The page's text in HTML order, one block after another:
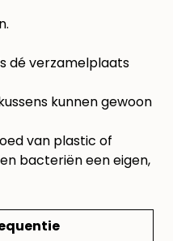
dé verzamelplaats
kunnen gewoon
van plastic of
bacteriën een eigen,